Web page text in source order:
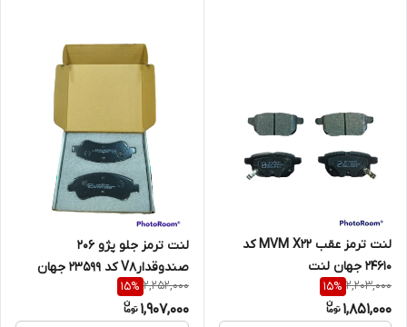
لنت ترمز عقب MVM X22 کد
24610 جهان لنت
2,203,000
15%
1,851,000
لنت ترمز جلو پژو 206
صندوقدارV8 کد 23599 جهان
لنت
2,252,000
15%
1,907,000